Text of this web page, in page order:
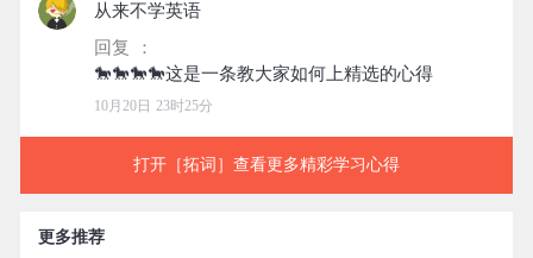
从来不学英语
回复 ：
10月20日 23时25分
打开［拓词］查看更多精彩学习心得
更多推荐